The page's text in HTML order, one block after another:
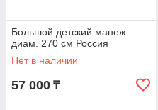
Большой детский манеж
диам. 270 см Россия
Нет в наличии
57 000 ₸